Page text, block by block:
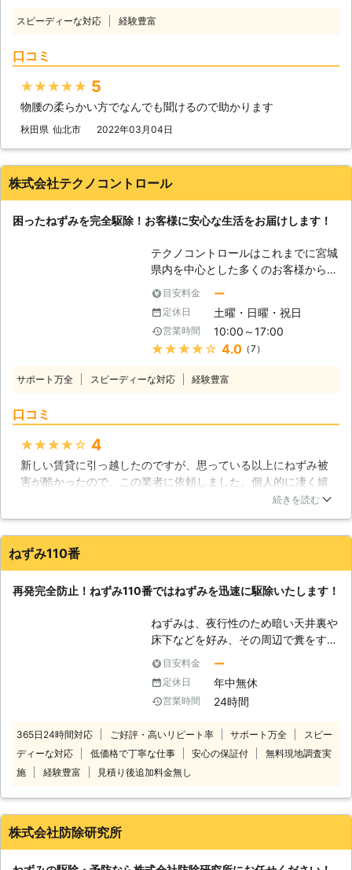
にお客様に安全で快適な環境・サービ
る被害が増えています】 近年、住宅
にねずみが侵入することによる被害が
させるなどが挙げられます。また、人
め、安全に生活することができ、巣を
す。ねずみが浸入しているのに気がつ
いたらすぐに対処しましょう。 【ね
ずみが侵入しているサイン】 ねずみ
が室内に侵入しているかを判断するた
めに、ラットサインを探してみましょ
う。ラットサインとは、ねずみの侵入
口や通り道に、フンや黒い線が残って
いることをいいます。ねずみは壁に沿
って移動する習性がありますので、壁
う。
スピーディーな対応 経験豊富
口コミ
★★★★★ 5
物腰の柔らかい方でなんでも聞けるので助かります
秋田県 仙北市 2022年03月04日
株式会社テクノコントロール
困ったねずみを完全駆除！お客様に安心な生活をお届けします！
テクノコントロールはこれまでに宮城
県内を中心とした多くのお客様からね
ずみ駆除のご依頼をいただき、日々技
術と経験を磨きながらこれにお応えし
てまいりました。ねずみ駆除は十分に
行わなければ瞬く間に再増殖してしま
い、感染症、ダニ、ノミの発生、ケー
とになります。当社はそうしたねずみ
穴を塞げばよいというものではありま
せん。ネズミの生態をよく理解した上
で適切な方法をとらなければ、一時は
姿を見なくなってもまた別の場所に逃
げたねずみが数を増やすことになりま
ねずみの活動範囲にくまなく対策を施
します。殺鼠方法も粘着板のトラップ
や毒餌、毒水などの多様な種類から、
ねずみの生活状態に合わせて逃れられ
ない手段を施し、住まいや店舗からね
ずみを一掃できる安心の駆除をお届け
いたします。 【駆除のご依頼に広く
対応】 テクノコントロールはねずみ
獣、シロアリ、ゴキブリなどの害虫駆
除にも対応しています。駆除場所もお
すので、お困りの時にはぜひお気軽に
お問合せください。
目安料金 ー
定休日 土曜・日曜・祝日
営業時間 10:00～17:00
★★★★★ 4.0（7）
サポート万全 スピーディーな対応 経験豊富
口コミ
★★★★★ 4
新しい賃貸に引っ越したのですが、思っている以上にねずみ被
害が酷かったので、この業者に依頼しました。個人的に凄く嬉
しかったのは、少ない費用でねずみ駆除を行ってもらえたのが
もらえたのでこの業者を選んで満足しています。ねずみが発生
しないように色々と重要な情報も得る事ができたので、サポー
続きを読む
ねずみ110番
再発完全防止！ねずみ110番ではねずみを迅速に駆除いたします！
ねずみは、夜行性のため暗い天井裏や
床下などを好み、その周辺で糞をする
習性があります。 「夜中に天井から
物音が聞こえる」「糞や尿などの異臭
がする」「天井にシミができている」
など。 このようなお悩みやお困りに
異常を発見した際は、ご自宅にねずみ
が侵入している可能性があります。
ねずみは繁殖力が高いため、完全に根
し、個人で完全に駆除をするのは難し
ているダニやノミなどによる被害など
目安料金 ー
定休日 年中無休
営業時間 24時間
365日24時間対応 ご好評・高いリピート率 サポート万全
スピー
ディーな対応
低価格で丁寧な仕事 安心の保証付
無料現地調査実
施
経験豊富 見積り後追加料金無し
株式会社防除研究所